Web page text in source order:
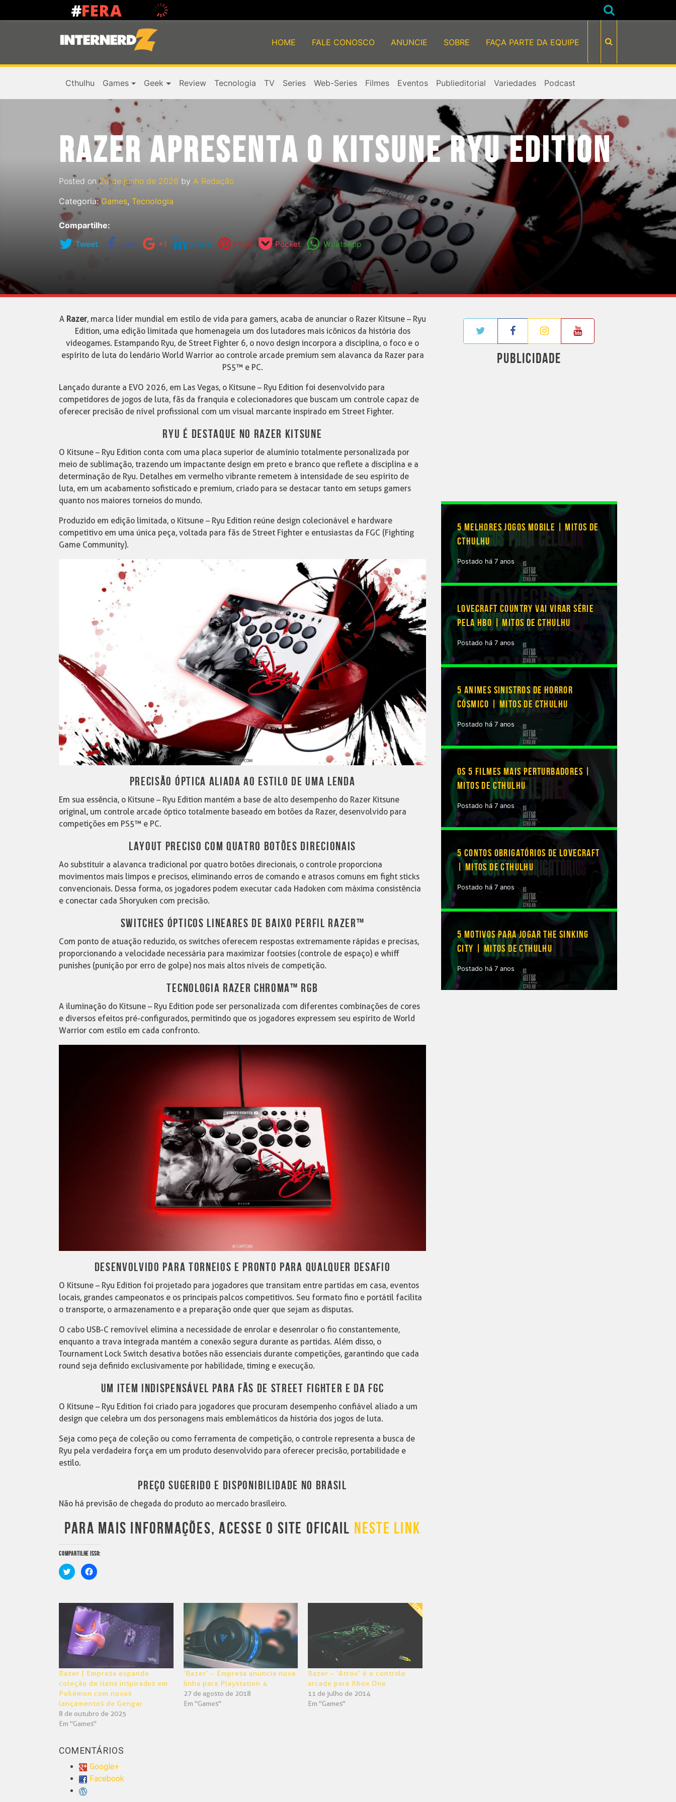
HOME FALE CONOSCO ANUNCIE SOBRE FAÇA PARTE DA EQUIPE
Cthulhu Games Geek Review Tecnologia TV Series Web-Series Filmes Eventos Publieditorial Variedades Podcast
RAZER APRESENTA O KITSUNE RYU EDITION
Posted on26 de junho de 2026 by A Redação
Categoria:Games, Tecnologia
Compartilhe:
Tweet Like +1 Share Pin it Pocket WhatsApp
A Razer, marca líder mundial em estilo de vida para gamers, acaba de anunciar o Razer Kitsune – Ryu
Edition, uma edição limitada que homenageia um dos lutadores mais icônicos da história dos
videogames. Estampando Ryu, de Street Fighter 6, o novo design incorpora a disciplina, o foco e o
espírito de luta do lendário World Warrior ao controle arcade premium sem alavanca da Razer para
PS5™ e PC.
Lançado durante a EVO 2026, em Las Vegas, o Kitsune – Ryu Edition foi desenvolvido para
competidores de jogos de luta, fãs da franquia e colecionadores que buscam um controle capaz de
oferecer precisão de nível profissional com um visual marcante inspirado em Street Fighter.
RYU É DESTAQUE NO RAZER KITSUNE
O Kitsune – Ryu Edition conta com uma placa superior de alumínio totalmente personalizada por
meio de sublimação, trazendo um impactante design em preto e branco que reflete a disciplina e a
determinação de Ryu. Detalhes em vermelho vibrante remetem à intensidade de seu espírito de
luta, em um acabamento sofisticado e premium, criado para se destacar tanto em setups gamers
quanto nos maiores torneios do mundo.
Produzido em edição limitada, o Kitsune – Ryu Edition reúne design colecionável e hardware
competitivo em uma única peça, voltada para fãs de Street Fighter e entusiastas da FGC (Fighting
Game Community).
PRECISÃO ÓPTICA ALIADA AO ESTILO DE UMA LENDA
Em sua essência, o Kitsune – Ryu Edition mantém a base de alto desempenho do Razer Kitsune
original, um controle arcade óptico totalmente baseado em botões da Razer, desenvolvido para
competições em PS5™ e PC.
LAYOUT PRECISO COM QUATRO BOTÕES DIRECIONAIS
Ao substituir a alavanca tradicional por quatro botões direcionais, o controle proporciona
movimentos mais limpos e precisos, eliminando erros de comando e atrasos comuns em fight sticks
convencionais. Dessa forma, os jogadores podem executar cada Hadoken com máxima consistência
e conectar cada Shoryuken com precisão.
SWITCHES ÓPTICOS LINEARES DE BAIXO PERFIL RAZER™
Com ponto de atuação reduzido, os switches oferecem respostas extremamente rápidas e precisas,
proporcionando a velocidade necessária para maximizar footsies (controle de espaço) e whiff
punishes (punição por erro de golpe) nos mais altos níveis de competição.
TECNOLOGIA RAZER CHROMA™ RGB
A iluminação do Kitsune – Ryu Edition pode ser personalizada com diferentes combinações de cores
e diversos efeitos pré-configurados, permitindo que os jogadores expressem seu espírito de World
Warrior com estilo em cada confronto.
DESENVOLVIDO PARA TORNEIOS E PRONTO PARA QUALQUER DESAFIO
O Kitsune – Ryu Edition foi projetado para jogadores que transitam entre partidas em casa, eventos
locais, grandes campeonatos e os principais palcos competitivos. Seu formato fino e portátil facilita
o transporte, o armazenamento e a preparação onde quer que sejam as disputas.
O cabo USB-C removível elimina a necessidade de enrolar e desenrolar o fio constantemente,
enquanto a trava integrada mantém a conexão segura durante as partidas. Além disso, o
Tournament Lock Switch desativa botões não essenciais durante competições, garantindo que cada
round seja definido exclusivamente por habilidade, timing e execução.
UM ITEM INDISPENSÁVEL PARA FÃS DE STREET FIGHTER E DA FGC
O Kitsune – Ryu Edition foi criado para jogadores que procuram desempenho confiável aliado a um
design que celebra um dos personagens mais emblemáticos da história dos jogos de luta.
Seja como peça de coleção ou como ferramenta de competição, o controle representa a busca de
Ryu pela verdadeira força em um produto desenvolvido para oferecer precisão, portabilidade e
estilo.
PREÇO SUGERIDO E DISPONIBILIDADE NO BRASIL
Não há previsão de chegada do produto ao mercado brasileiro.
PARA MAIS INFORMAÇÕES, ACESSE O SITE OFICAIL NESTE LINK
COMPARTILHE ISSO:
Clique
para
em
nova
janela)
Clique
para
em
nova
janela)
Razer | Empresa expande
coleção de itens inspirados em
Pokémon com novos
lançamentos de Gengar
8 de outubro de 2025
Em "Games"
‘Razer’ – Empresa anuncia nova
linha para Playstation 4
27 de agosto de 2018
Em "Games"
Razer – ‘Atrox’ é o controle
arcade para Xbox One
11 de julho de 2014
Em "Games"
COMENTÁRIOS
Google+
Facebook
PUBLICIDADE
5 MELHORES JOGOS MOBILE | MITOS DE
CTHULHU
Postado há 7 anos
LOVECRAFT COUNTRY VAI VIRAR SÉRIE
PELA HBO | MITOS DE CTHULHU
Postado há 7 anos
5 ANIMES SINISTROS DE HORROR
CÓSMICO | MITOS DE CTHULHU
Postado há 7 anos
OS 5 FILMES MAIS PERTURBADORES |
MITOS DE CTHULHU
Postado há 7 anos
5 CONTOS OBRIGATÓRIOS DE LOVECRAFT
| MITOS DE CTHULHU
Postado há 7 anos
5 MOTIVOS PARA JOGAR THE SINKING
CITY | MITOS DE CTHULHU
Postado há 7 anos